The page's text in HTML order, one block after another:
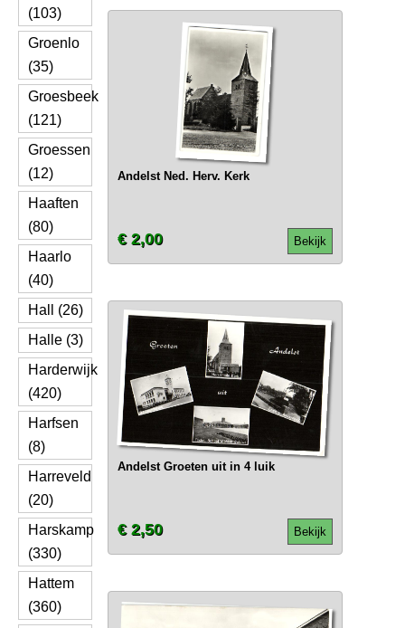
(103)
Groenlo
(35)
Groesbeek
(121)
Groessen
(12)
Haaften
(80)
Haarlo
(40)
Hall (26)
Halle (3)
Harderwijk
(420)
Harfsen
(8)
Harreveld
(20)
Harskamp
(330)
Hattem
(360)
Andelst Ned. Herv. Kerk
Bekijk
€ 2,00
Andelst Groeten uit in 4 luik
Bekijk
€ 2,50